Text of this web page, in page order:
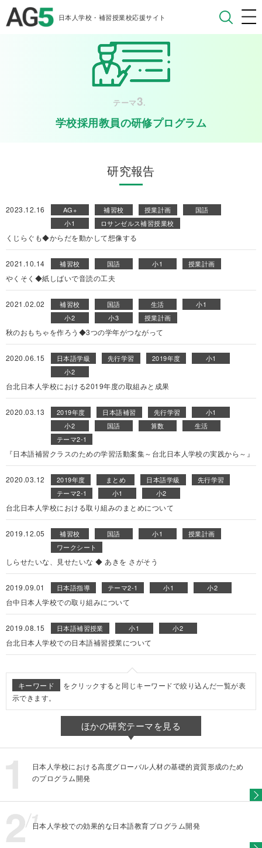
日本人学校・補習授業校応援サイト
テーマ3.
学校採用教員の研修プログラム
研究報告
2023.12.16 AG+ 補習校 授業計画
国語
小1
ロサンゼルス補習授業校
くじらぐも◆からだを動かして想像する
2021.10.14 補習校 国語 小1 授業計画
やくそく◆紙しばいで音読の工夫
2021.02.02 補習校 国語 生活
小1
小2
小3 授業計画
秋のおもちゃを作ろう◆3つの学年がつながって
2020.06.15 日本語学級 先行学習 2019年度
小1
小2
台北日本人学校における2019年度の取組みと成果
2020.03.13 2019年度 日本語補習 先行学習
小1
小2
国語 算数
生活
テーマ2-1
『日本語補習クラスのための学習活動案集～台北日本人学校の実践から～』
2020.03.12 2019年度 まとめ 日本語学級
先行学習
テーマ2-1
小1 小2
台北日本人学校における取り組みのまとめについて
2019.12.05 補習校 国語 小1
授業計画
ワークシート
しらせたいな、見せたいな ◆ あきを さがそう
2019.09.01 日本語指導 テーマ2-1 小1 小2
台中日本人学校での取り組みについて
2019.08.15 日本語補習授業 小1 小2
台北日本人学校での日本語補習授業について
キーワード
をクリックすると同じキーワードで絞り込んだ一覧が表
示できます。
ほかの研究テーマを見る
日本人学校における高度グローバル人材の基礎的資質形成のため
のプログラム開発
日本人学校での効果的な日本語教育プログラム開発